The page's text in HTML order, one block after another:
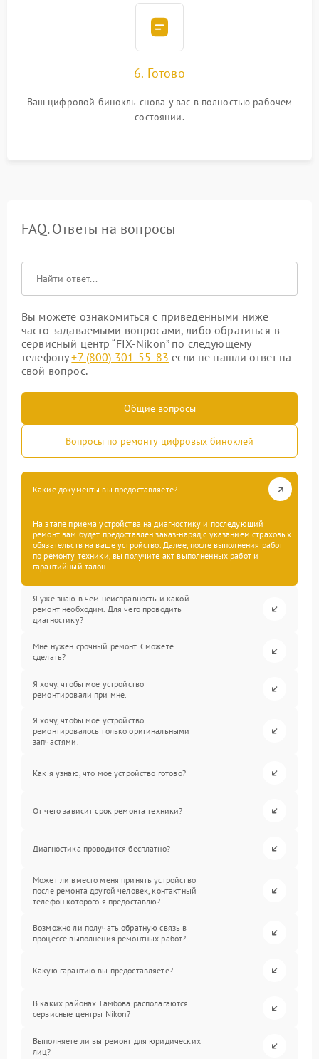
6. Готово
Ваш цифровой бинокль снова у вас в полностью рабочем
состоянии.
FAQ. Ответы на вопросы
Вы можете ознакомиться с приведенными ниже
часто задаваемыми вопросами, либо обратиться в
сервисный центр “FIX-Nikon” по следующему
телефону+7 (800) 301-55-83 если не нашли ответ на
свой вопрос.
Общие вопросы
Вопросы по ремонту цифровых биноклей
Какие документы вы предоставляете?
На этапе приема устройства на диагностику и последующий
ремонт вам будет предоставлен заказ-наряд с указанием страховых
обязательств на ваше устройство. Далее, после выполнения работ
по ремонту техники, вы получите акт выполненных работ и
гарантийный талон.
Я уже знаю в чем неисправность и какой
ремонт необходим. Для чего проводить
диагностику?
Мне нужен срочный ремонт. Сможете
сделать?
Я хочу, чтобы мое устройство
ремонтировали при мне.
Я хочу, чтобы мое устройство
ремонтировалось только оригинальными
запчастями.
Как я узнаю, что мое устройство готово?
От чего зависит срок ремонта техники?
Диагностика проводится бесплатно?
Может ли вместо меня принять устройство
после ремонта другой человек, контактный
телефон которого я предоставлю?
Возможно ли получать обратную связь в
процессе выполнения ремонтных работ?
Какую гарантию вы предоставляете?
В каких районах Тамбова располагаются
сервисные центры Nikon?
Выполняете ли вы ремонт для юридических
лиц?